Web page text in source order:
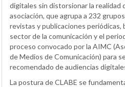
digitales sin distorsionar la realidad
asociación, que agrupa a 232
revistas y publicaciones periódicas,
sector de la comunicación y el
proceso convocado por la AIMC
de Medios de Comunicación) para
recomendado de audiencias
La postura de CLABE se